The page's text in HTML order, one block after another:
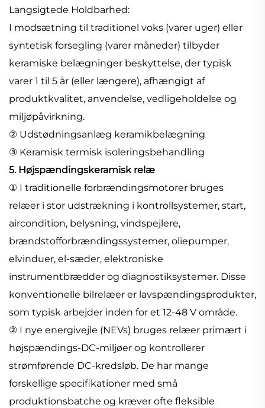
Langsigtede Holdbarhed:
I modsætning til traditionel voks (varer uger) eller
syntetisk forsegling (varer måneder) tilbyder
keramiske belægninger beskyttelse, der typisk
varer 1 til 5 år (eller længere), afhængigt af
produktkvalitet, anvendelse, vedligeholdelse og
miljøpåvirkning.
② Udstødningsanlæg keramikbelægning
③ Keramisk termisk isoleringsbehandling
5. Højspændingskeramisk relæ
① I traditionelle forbrændingsmotorer bruges
relæer i stor udstrækning i kontrollsystemer, start,
aircondition, belysning, vindspejlere,
brændstofforbrændingssystemer, oliepumper,
elvinduer, el-sæder, elektroniske
instrumentbrædder og diagnostiksystemer. Disse
konventionelle bilrelæer er lavspændingsprodukter,
som typisk arbejder inden for et 12-48 V område.
② I nye energivejle (NEVs) bruges relæer primært i
højspændings-DC-miljøer og kontrollerer
strømførende DC-kredsløb. De har mange
forskellige specifikationer med små
produktionsbatche og kræver ofte fleksible